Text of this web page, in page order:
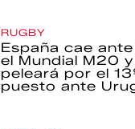
RUGBY
España cae
el Mundial M20 y
peleará por el
puesto ante